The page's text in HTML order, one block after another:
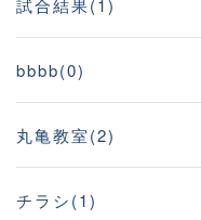
試合結果(1)
bbbb(0)
丸亀教室(2)
チラシ(1)